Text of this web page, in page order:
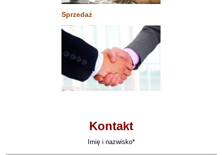
Sprzedaż
Kontakt
Imię i nazwisko*